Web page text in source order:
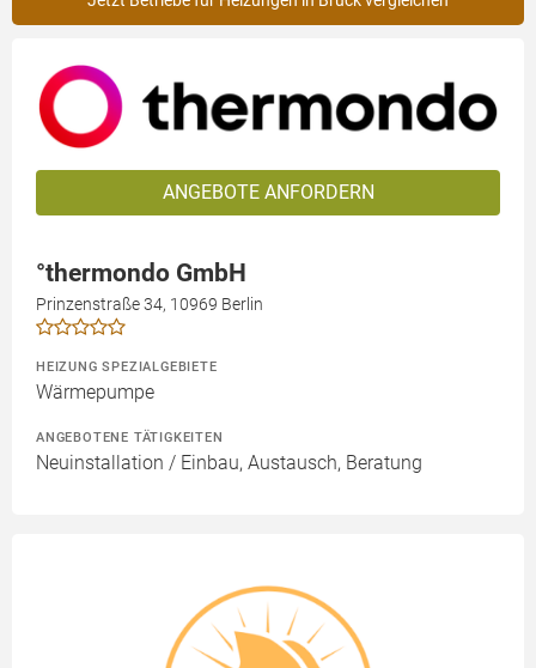
ANGEBOTE ANFORDERN
°thermondo GmbH
Prinzenstraße 34, 10969 Berlin
HEIZUNG SPEZIALGEBIETE
Wärmepumpe
ANGEBOTENE TÄTIGKEITEN
Neuinstallation / Einbau, Austausch, Beratung